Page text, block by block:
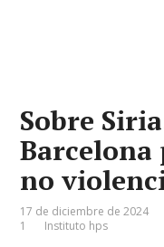
Sobre
Barcelona
no
17 de diciembre de 2024
1
Instituto hps